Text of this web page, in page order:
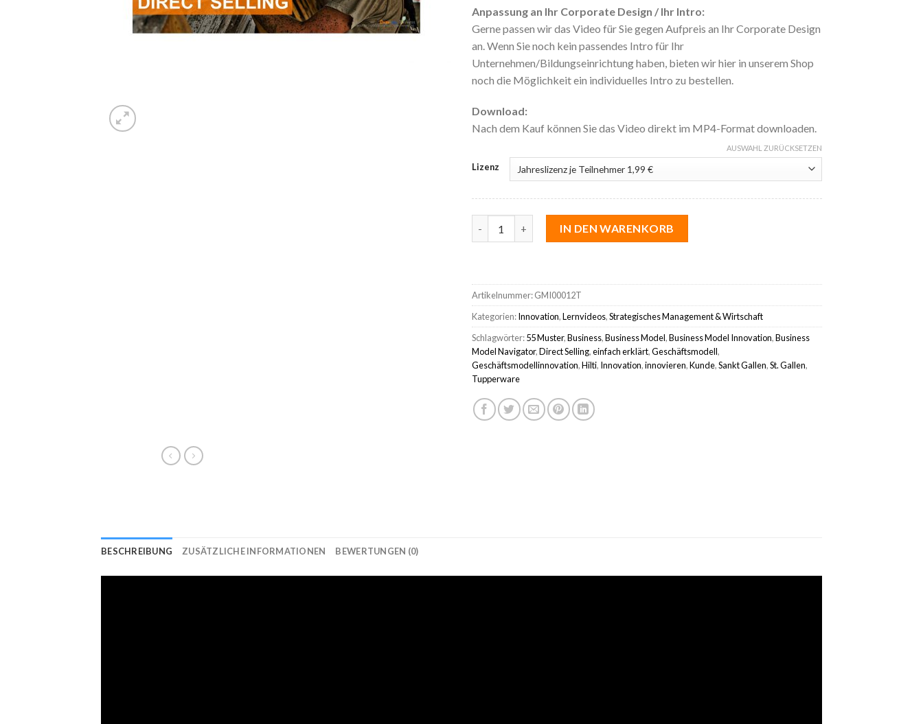
Anpassung an Ihr Corporate Design / Ihr Intro:
Gerne passen wir das Video für Sie gegen Aufpreis an Ihr Corporate Design
an. Wenn Sie noch kein passendes Intro für Ihr
Unternehmen/Bildungseinrichtung haben, bieten wir hier in unserem Shop
noch die Möglichkeit ein individuelles Intro zu bestellen.
Download:
Nach dem Kauf können Sie das Video direkt im MP4-Format downloaden.
Lizenz
AUSWAHL ZURÜCKSETZEN
IN DEN WARENKORB
Artikelnummer:GMI00012T
Kategorien:Innovation,Lernvideos,Strategisches Management & Wirtschaft
Schlagwörter:55 Muster,Business,Business Model,Business Model Innovation,Business
Model Navigator,Direct Selling,einfach erklärt,Geschäftsmodell,
Geschäftsmodellinnovation,Hilti, Innovation,innovieren,Kunde,Sankt Gallen,St. Gallen,
Tupperware
BESCHREIBUNG ZUSÄTZLICHE INFORMATIONEN BEWERTUNGEN (0)